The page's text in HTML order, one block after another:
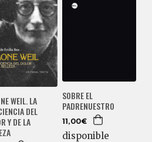
WEIL. LA
DEL
Y DE LA
SOBRE EL
PADRENUESTRO
11,00€
disponible